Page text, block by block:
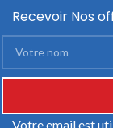
Recevoir Nos
Votre email est